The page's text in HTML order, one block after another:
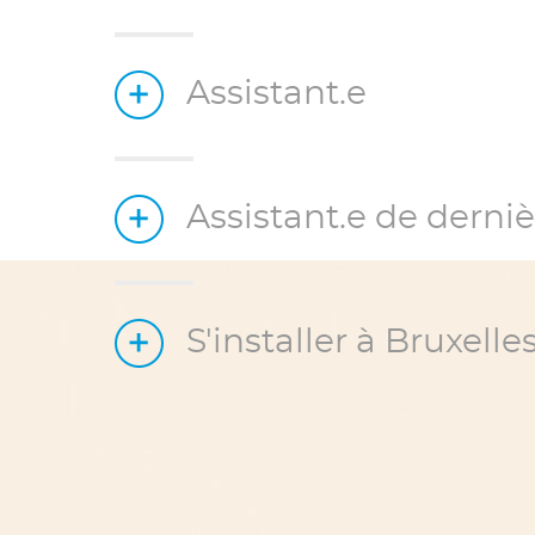
Assistant.e
Assistant.e de
S'installer à